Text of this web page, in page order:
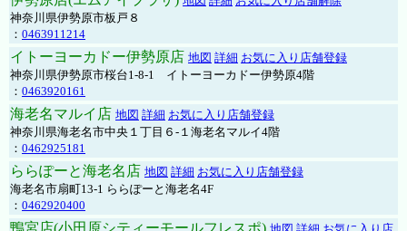
神奈川県伊勢原市板戸８
： 0463911214
イトーヨーカドー伊勢原店 地図 詳細 お気に入り店舗登録
神奈川県伊勢原市桜台1-8-1 イトーヨーカドー伊勢原4階
： 0463920161
海老名マルイ店 地図 詳細 お気に入り店舗登録
神奈川県海老名市中央１丁目６-１海老名マルイ4階
： 0462925181
ららぽーと海老名店 地図 詳細 お気に入り店舗登録
海老名市扇町13-1 ららぽーと海老名4F
： 0462920400
鴨宮店(小田原シティーモールフレスポ)